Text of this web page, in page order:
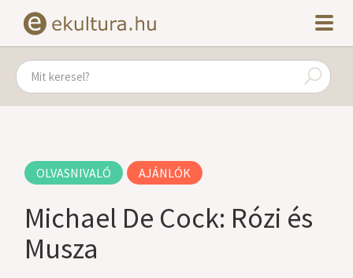
OLVASNIVALÓ AJÁNLÓK
Michael De Cock: Rózi és
Musza